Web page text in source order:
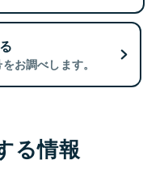
お調べします。
る情報